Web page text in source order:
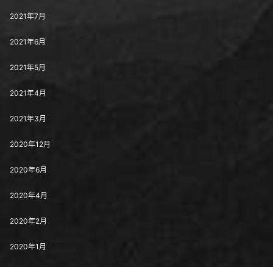
2021年7月
2021年6月
2021年5月
2021年4月
2021年3月
2020年12月
2020年6月
2020年4月
2020年2月
2020年1月